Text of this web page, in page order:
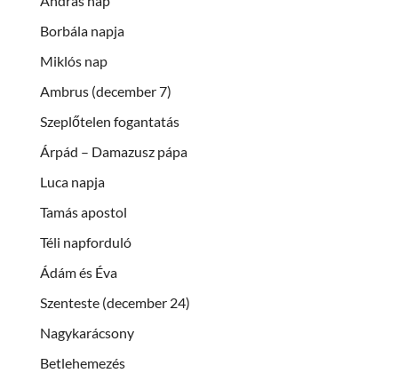
Borbála napja
Miklós nap
Ambrus (december 7)
Szeplőtelen fogantatás
Árpád – Damazusz pápa
Luca napja
Tamás apostol
Téli napforduló
Ádám és Éva
Szenteste (december 24)
Nagykarácsony
Betlehemezés